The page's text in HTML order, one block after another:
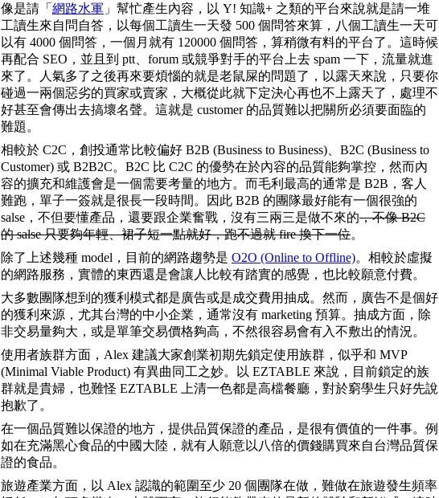
像是請「 網路水軍 」幫忙產生內容，以 Y! 知識+ 之類的平台來說就是請一堆
工讀生來自問自答，以每個工讀生一天發 500 個問答來算，八個工讀生一天可
以有 4000 個問答，一個月就有 120000 個問答，算稍微有料的平台了。這時候
再配合 SEO，並且到 ptt、forum 或競爭對手的平台上去 spam 一下，流量就進
來了。人氣多了之後再來要煩惱的就是老鼠屎的問題了，以露天來說，只要你
碰過一兩個惡劣的買家或賣家，大概從此就下定決心再也不上露天了，處理不
好甚至會傳出去搞壞名聲。這就是 customer 的品質難以把關所必須要面臨的
難題。
相較於 C2C，創投通常比較偏好 B2B (Business to Business)、B2C (Business to
Customer) 或 B2B2C。B2C 比 C2C 的優勢在於內容的品質能夠掌控，然而內
容的擴充和維護會是一個需要考量的地方。而毛利最高的通常是 B2B，客人
難跑，單子一簽就是很長一段時間。因此 B2B 的團隊最好能有一個很強的
salse，不但要懂產品，還要跟企業奮戰，沒有三兩三是做不來的，不像 B2C
的 salse 只要夠年輕、裙子短一點就好，跑不過就 fire 換下一位。
除了上述幾種 model，目前的網路趨勢是 O2O (Online to Offline)。相較於虛擬
的網路服務，實體的東西還是會讓人比較有踏實的感覺，也比較願意付費。
大多數團隊想到的獲利模式都是廣告或是成交費用抽成。然而，廣告不是個好
的獲利來源，尤其台灣的中小企業，通常沒有 marketing 預算。抽成方面，除
非交易量夠大，或是單筆交易價格夠高，不然很容易會有入不敷出的情況。
使用者族群方面，Alex 建議大家創業初期先鎖定使用族群，似乎和 MVP
(Minimal Viable Product) 有異曲同工之妙。以 EZTABLE 來說，目前鎖定的族
群就是貴婦，也難怪 EZTABLE 上清一色都是高檔餐廳，對於窮學生只好先說
抱歉了。
在一個品質難以保證的地方，提供品質保證的產品，是很有價值的一件事。例
如在充滿黑心食品的中國大陸，就有人願意以八倍的價錢購買來自台灣品質保
證的食品。
旅遊產業方面，以 Alex 認識的範圍至少 20 個團隊在做，難做在旅遊發生頻率